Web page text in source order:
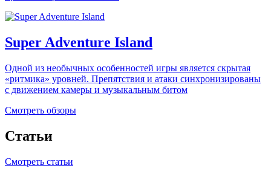
Super Adventure Island
Одной из необычных особенностей игры является скрытая
«ритмика» уровней. Препятствия и атаки синхронизированы
с движением камеры и музыкальным битом
Смотреть обзоры
Статьи
Смотреть статьи